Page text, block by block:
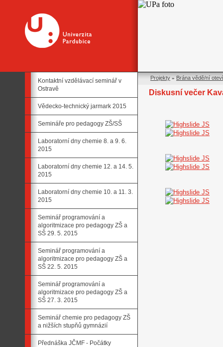
Kontaktní vzdělávací seminář v
Ostravě
Vědecko-technický jarmark 2015
Semináře pro pedagogy ZŠ/SŠ
Laboratorní dny chemie 8. a 9. 6.
2015
Laboratorní dny chemie 12. a 14. 5.
2015
Laboratorní dny chemie 10. a 11. 3.
2015
Seminář programování a
algoritmizace pro pedagogy ZŠ a
SŠ 29. 5. 2015
Seminář programování a
algoritmizace pro pedagogy ZŠ a
SŠ 22. 5. 2015
Seminář programování a
algoritmizace pro pedagogy ZŠ a
SŠ 27. 3. 2015
Seminář chemie pro pedagogy ZŠ
a nižších stupňů gymnázií
Přednáška JČMF - Počátky
Projekty»Brána vědě/ní
Diskusní večer